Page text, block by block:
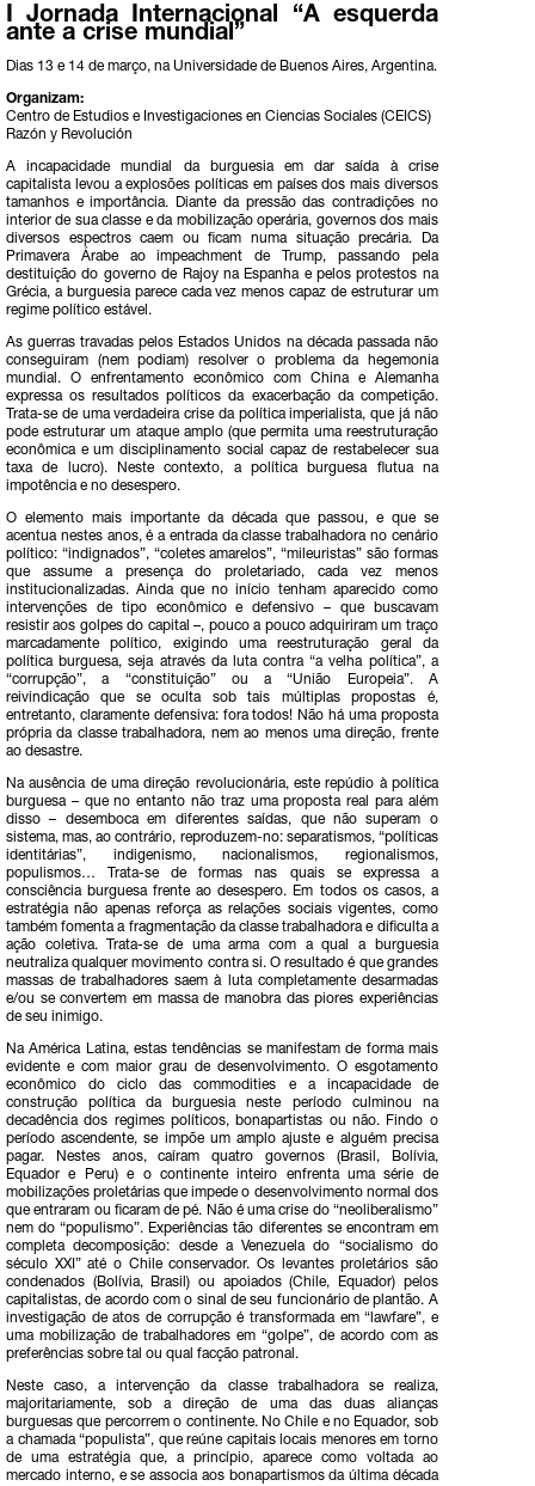
I Jornada Internacional “A esquerda
ante a crise mundial”
Dias 13 e 14 de março, na Universidade de Buenos Aires, Argentina.
Organizam:
Centro de Estudios e Investigaciones en Ciencias Sociales (CEICS)
Razón y Revolución
A incapacidade mundial da burguesia em dar saída à crise
capitalista levou a explosões políticas em países dos mais diversos
tamanhos e importância. Diante da pressão das contradições no
interior de sua classe e da mobilização operária, governos dos mais
diversos espectros caem ou ficam numa situação precária. Da
Primavera Árabe ao impeachment de Trump, passando pela
destituição do governo de Rajoy na Espanha e pelos protestos na
Grécia, a burguesia parece cada vez menos capaz de estruturar um
regime político estável.
As guerras travadas pelos Estados Unidos na década passada não
conseguiram (nem podiam) resolver o problema da hegemonia
mundial. O enfrentamento econômico com China e Alemanha
expressa os resultados políticos da exacerbação da competição.
Trata-se de uma verdadeira crise da política imperialista, que já não
pode estruturar um ataque amplo (que permita uma reestruturação
econômica e um disciplinamento social capaz de restabelecer sua
taxa de lucro). Neste contexto, a política burguesa flutua na
impotência e no desespero.
O elemento mais importante da década que passou, e que se
acentua nestes anos, é a entrada da classe trabalhadora no cenário
político: “indignados”, “coletes amarelos”, “mileuristas” são formas
que assume a presença do proletariado, cada vez menos
institucionalizadas. Ainda que no início tenham aparecido como
intervenções de tipo econômico e defensivo – que buscavam
resistir aos golpes do capital –, pouco a pouco adquiriram um traço
marcadamente político, exigindo uma reestruturação geral da
política burguesa, seja através da luta contra “a velha política”, a
“corrupção”, a “constituição” ou a “União Europeia”. A
reivindicação que se oculta sob tais múltiplas propostas é,
entretanto, claramente defensiva: fora todos! Não há uma proposta
própria da classe trabalhadora, nem ao menos uma direção, frente
ao desastre.
Na ausência de uma direção revolucionária, este repúdio à política
burguesa – que no entanto não traz uma proposta real para além
disso – desemboca em diferentes saídas, que não superam o
sistema, mas, ao contrário, reproduzem-no: separatismos, “políticas
identitárias”, indigenismo, nacionalismos, regionalismos,
populismos… Trata-se de formas nas quais se expressa a
consciência burguesa frente ao desespero. Em todos os casos, a
estratégia não apenas reforça as relações sociais vigentes, como
também fomenta a fragmentação da classe trabalhadora e dificulta a
ação coletiva. Trata-se de uma arma com a qual a burguesia
neutraliza qualquer movimento contra si. O resultado é que grandes
massas de trabalhadores saem à luta completamente desarmadas
e/ou se convertem em massa de manobra das piores experiências
de seu inimigo.
Na América Latina, estas tendências se manifestam de forma mais
evidente e com maior grau de desenvolvimento. O esgotamento
econômico do ciclo das commodities e a incapacidade de
construção política da burguesia neste período culminou na
decadência dos regimes políticos, bonapartistas ou não. Findo o
período ascendente, se impõe um amplo ajuste e alguém precisa
pagar. Nestes anos, caíram quatro governos (Brasil, Bolívia,
Equador e Peru) e o continente inteiro enfrenta uma série de
mobilizações proletárias que impede o desenvolvimento normal dos
que entraram ou ficaram de pé. Não é uma crise do “neoliberalismo”
nem do “populismo”. Experiências tão diferentes se encontram em
completa decomposição: desde a Venezuela do “socialismo do
século XXI” até o Chile conservador. Os levantes proletários são
condenados (Bolívia, Brasil) ou apoiados (Chile, Equador) pelos
capitalistas, de acordo com o sinal de seu funcionário de plantão. A
investigação de atos de corrupção é transformada em “lawfare”, e
uma mobilização de trabalhadores em “golpe”, de acordo com as
preferências sobre tal ou qual facção patronal.
Neste caso, a intervenção da classe trabalhadora se realiza,
majoritariamente, sob a direção de uma das duas alianças
burguesas que percorrem o continente. No Chile e no Equador, sob
a chamada “populista”, que reúne capitais locais menores em torno
de uma estratégia que, a princípio, aparece como voltada ao
mercado interno, e se associa aos bonapartismos da última década